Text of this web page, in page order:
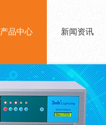
产品中心 新闻资讯